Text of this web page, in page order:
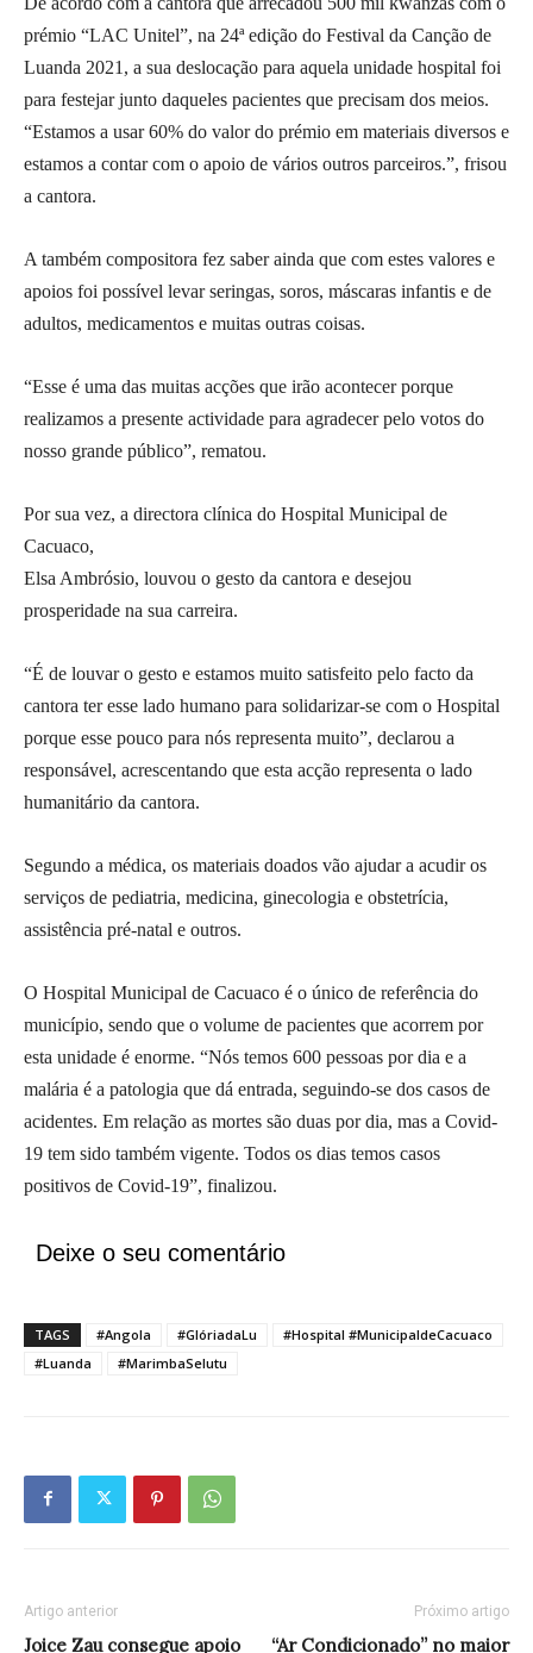
prémio “LAC Unitel”, na 24ª edição do Festival da Canção de
Luanda 2021, a sua deslocação para aquela unidade hospital foi
para festejar junto daqueles pacientes que precisam dos meios.
“Estamos a usar 60% do valor do prémio em materiais diversos e
estamos a contar com o apoio de vários outros parceiros.”, frisou
a cantora.
A também compositora fez saber ainda que com estes valores e
apoios foi possível levar seringas, soros, máscaras infantis e de
adultos, medicamentos e muitas outras coisas.
“Esse é uma das muitas acções que irão acontecer porque
realizamos a presente actividade para agradecer pelo votos do
nosso grande público”, rematou.
Por sua vez, a directora clínica do Hospital Municipal de
Cacuaco,
Elsa Ambrósio, louvou o gesto da cantora e desejou
prosperidade na sua carreira.
“É de louvar o gesto e estamos muito satisfeito pelo facto da
cantora ter esse lado humano para solidarizar-se com o Hospital
porque esse pouco para nós representa muito”, declarou a
responsável, acrescentando que esta acção representa o lado
humanitário da cantora.
Segundo a médica, os materiais doados vão ajudar a acudir os
serviços de pediatria, medicina, ginecologia e obstetrícia,
assistência pré-natal e outros.
O Hospital Municipal de Cacuaco é o único de referência do
município, sendo que o volume de pacientes que acorrem por
esta unidade é enorme. “Nós temos 600 pessoas por dia e a
malária é a patologia que dá entrada, seguindo-se dos casos de
acidentes. Em relação as mortes são duas por dia, mas a Covid-
19 tem sido também vigente. Todos os dias temos casos
positivos de Covid-19”, finalizou.
Deixe o seu comentário
TAGS #Angola #GlóriadaLu
#Hospital #MunicipaldeCacuaco
#Luanda
#MarimbaSelutu
Artigo anterior
Joice Zau consegue apoio
Próximo artigo
“Ar Condicionado” no maior